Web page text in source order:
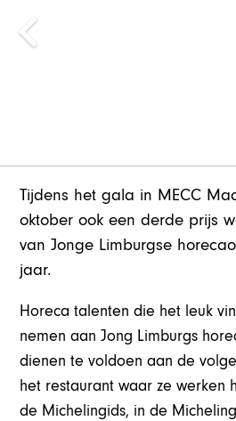
Tijdens het gala in MECC
oktober ook een derde prijs
van Jonge Limburgse
jaar.
Horeca talenten die het leuk
nemen aan Jong Limburgs
dienen te voldoen aan de
het restaurant waar ze werken
de Michelingids, in de